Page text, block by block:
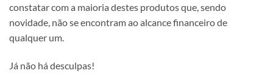
constatar com a maioria destes produtos que, sendo
novidade, não se encontram ao alcance financeiro de
qualquer um.
Já não há desculpas!